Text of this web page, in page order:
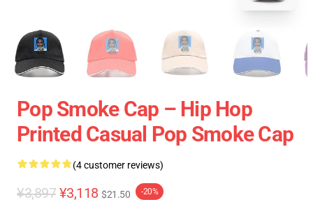
Pop Smoke Cap – Hip Hop
Printed Casual Pop Smoke Cap
(4 customer reviews)
¥3,897 ¥3,118 $21.50 -20%